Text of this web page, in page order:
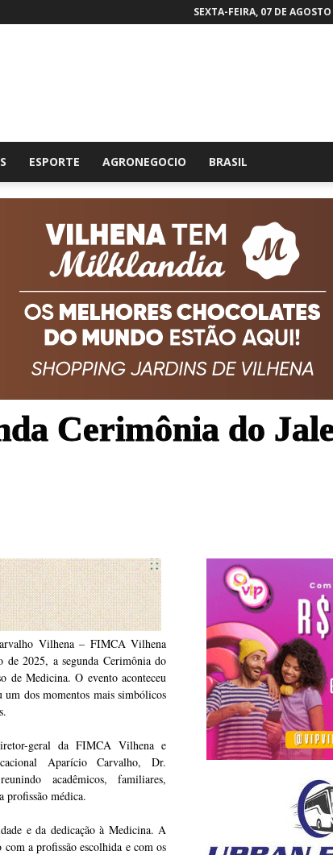
SEXTA-FEIRA, 07 DE
ESPORTE AGRONEGOCIO BRASIL
Cerimônia do
Vilhena – FIMCA Vilhena
2025, a segunda Cerimônia do
de Medicina. O evento aconteceu
dos momentos mais simbólicos
geral da FIMCA Vilhena e
Aparício Carvalho, Dr.
acadêmicos, familiares,
profissão médica.
e da dedicação à Medicina. A
a profissão escolhida e com os